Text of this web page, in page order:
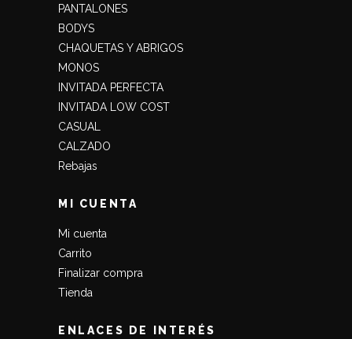
PANTALONES
BODYS
CHAQUETAS Y ABRIGOS
MONOS
INVITADA PERFECTA
INVITADA LOW COST
CASUAL
CALZADO
Rebajas
MI CUENTA
Mi cuenta
Carrito
Finalizar compra
Tienda
ENLACES DE INTERÉS